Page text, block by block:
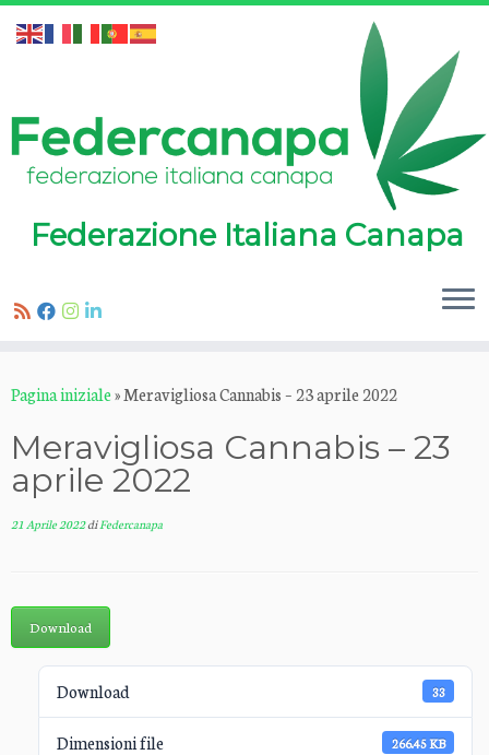
al
Federazione Italiana Canapa
Pagina iniziale»Meravigliosa Cannabis – 23 aprile 2022
Meravigliosa Cannabis – 23
aprile 2022
21 Aprile 2022diFedercanapa
Download
Download 33
Dimensioni file 266.45 KB